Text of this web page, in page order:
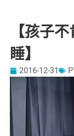
【孩子
睡】
2016-12-31